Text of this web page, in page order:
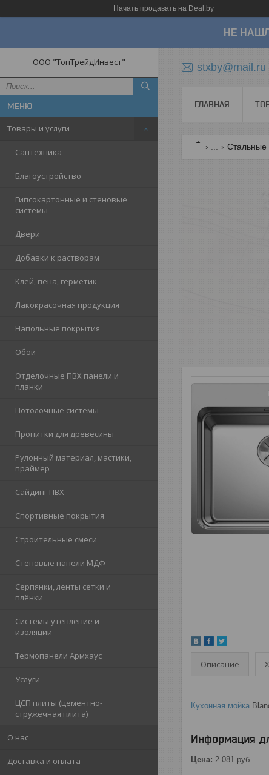
Начать продавать на Deal.by
НЕ
ООО "ТопТрейдИнвест"
Товары и услуги
Сантехника
Благоустройство
Гипсокартонные и стеновые
системы
Двери
Добавки к растворам
Клей, пена, герметик
Лакокрасочная продукция
Напольные покрытия
Обои
Отделочные ПВХ панели и
планки
Потолочные системы
Пропитки для древесины
Рулонный материал, мастики,
праймер
Сайдинг ПВХ
Спортивные покрытия
Строительные смеси
Стеновые панели МДФ
Серпянки, ленты сетки и
плёнки
Системы утепление и
изоляции
Термопанели Армхаус
Услуги
ЦСП плиты (цементно-
стружечная плита)
О нас
Доставка и оплата
stxby@mail.ru
ГЛАВНАЯ
Стальные
Описание
Кухонная мойка
Информация
Цена: 2 081 руб.